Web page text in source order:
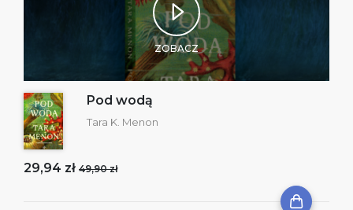
ZOBACZ
Pod wodą
Tara K. Menon
29,94 zł 49,90 zł